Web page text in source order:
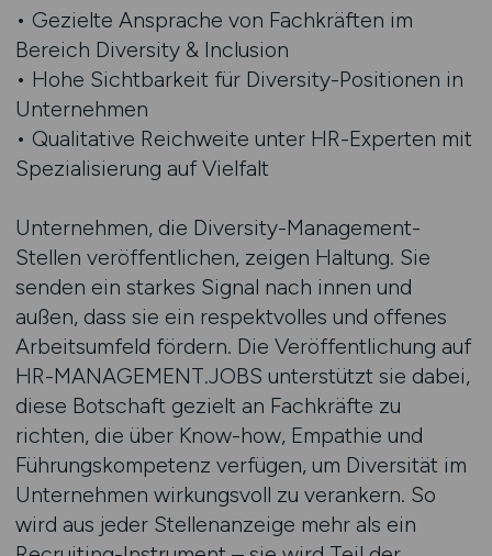
• Gezielte Ansprache von Fachkräften im
Bereich Diversity & Inclusion
• Hohe Sichtbarkeit für Diversity-Positionen in
Unternehmen
• Qualitative Reichweite unter HR-Experten mit
Spezialisierung auf Vielfalt
Unternehmen, die Diversity-Management-
Stellen veröffentlichen, zeigen Haltung. Sie
senden ein starkes Signal nach innen und
außen, dass sie ein respektvolles und offenes
Arbeitsumfeld fördern. Die Veröffentlichung auf
HR-MANAGEMENT.JOBS unterstützt sie dabei,
diese Botschaft gezielt an Fachkräfte zu
richten, die über Know-how, Empathie und
Führungskompetenz verfügen, um Diversität im
Unternehmen wirkungsvoll zu verankern. So
wird aus jeder Stellenanzeige mehr als ein